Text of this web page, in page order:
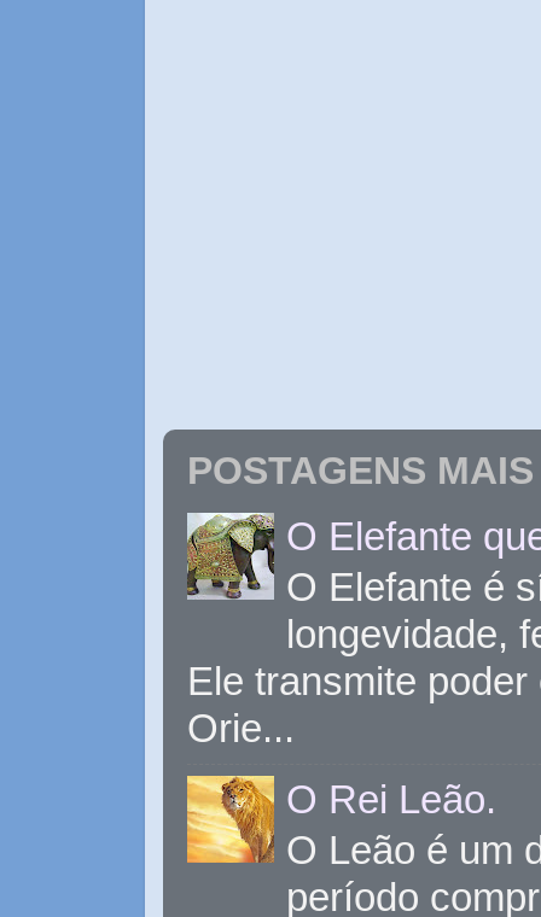
POSTAGENS
O Elefante
O Elefante é
longevidade,
Ele transmite
Orie...
O Rei Leão.
O Leão é um
período